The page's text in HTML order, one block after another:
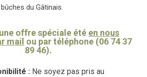
du Gâtinais.
offre spéciale été en nous
mail ou par téléphone (06 74 37
89 46).
: Ne soyez pas pris au